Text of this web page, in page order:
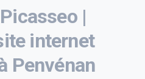
|
internet
Penvénan